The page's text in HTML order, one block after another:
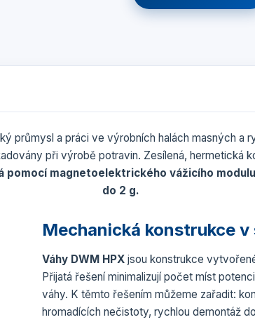
průmysl a práci ve výrobních halách masných a
při výrobě potravin. Zesílená, hermetická
pomocí magnetoelektrického vážicího
do 2 g.
Mechanická konstrukce v
Váhy DWM HPX jsou konstrukce
Přijatá řešení minimalizují počet míst
váhy. K těmto řešením můžeme zařadit:
hromadících nečistoty, rychlou demontáž